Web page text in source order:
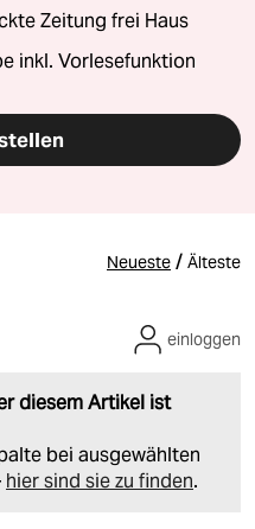
Zeitung frei Haus
inkl. Vorlesefunktion
Neueste / Älteste
diesem Artikel ist
bei ausgewählten
hier sind sie zu finden.
einloggen